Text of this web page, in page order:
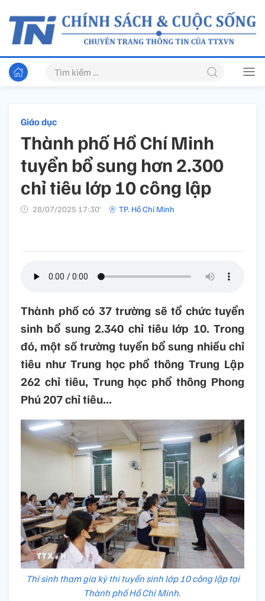
Giáo dục
Thành phố Hồ Chí Minh
tuyển bổ sung hơn 2.300
chỉ tiêu lớp 10 công lập
28/07/2025 17:30’ TP. Hồ Chí Minh
Thành phố có 37 trường sẽ tổ chức tuyển
sinh bổ sung 2.340 chỉ tiêu lớp 10. Trong
đó, một số trường tuyển bổ sung nhiều chỉ
tiêu như Trung học phổ thông Trung Lập
262 chỉ tiêu, Trung học phổ thông Phong
Phú 207 chỉ tiêu...
Thí sinh tham gia kỳ thi tuyển sinh lớp 10 công lập tại
Thành phố Hồ Chí Minh.